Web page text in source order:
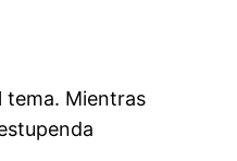
tema. Mientras